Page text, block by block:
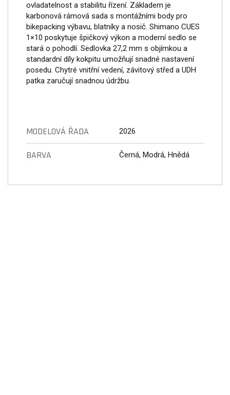
ovladatelnost a stabilitu řízení. Základem je
karbonová rámová sada s montážními body pro
bikepacking výbavu, blatníky a nosič. Shimano CUES
1×10 poskytuje špičkový výkon a moderní sedlo se
stará o pohodlí. Sedlovka 27,2 mm s objímkou a
standardní díly kokpitu umožňují snadné nastavení
posedu. Chytré vnitřní vedení, závitový střed a UDH
patka zaručují snadnou údržbu.
MODELOVÁ ŘADA 2026
BARVA Černá, Modrá, Hnědá